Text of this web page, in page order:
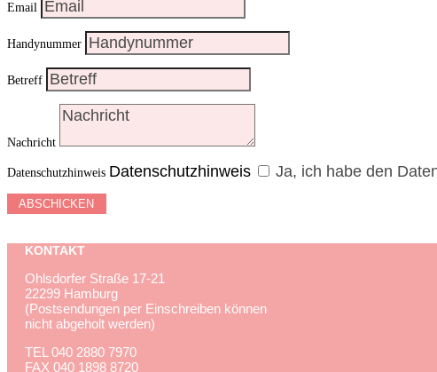
Email
Handynummer
Betreff
Nachricht
Datenschutzhinweis Datenschutzhinweis Ja, ich habe den
ABSCHICKEN
KONTAKT
Ohlsdorfer Straße 17-21
22299 Hamburg
(Postsendungen per Einschreiben können
nicht abgeholt werden)
TEL 040 2880 7970
FAX 040 1898 8720